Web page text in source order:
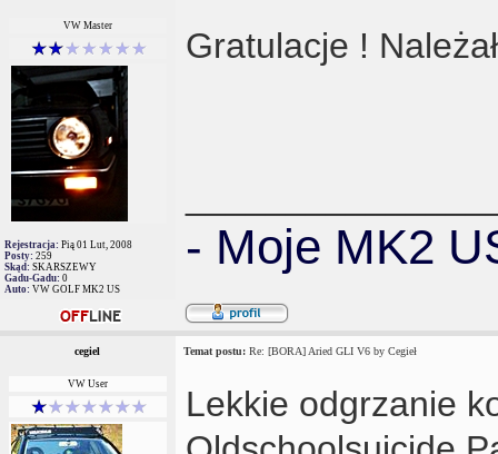
VW Master
Rejestracja: Pią 01 Lut, 2008
Posty: 259
Skąd: SKARSZEWY
Gadu-Gadu: 0
Auto: VW GOLF MK2 US
Gratulacje !
- Moje MK2
cegiel Temat postu: Re: [BORA] Aried GLI V6 by Cegieł
VW User
Lekkie odgrzanie